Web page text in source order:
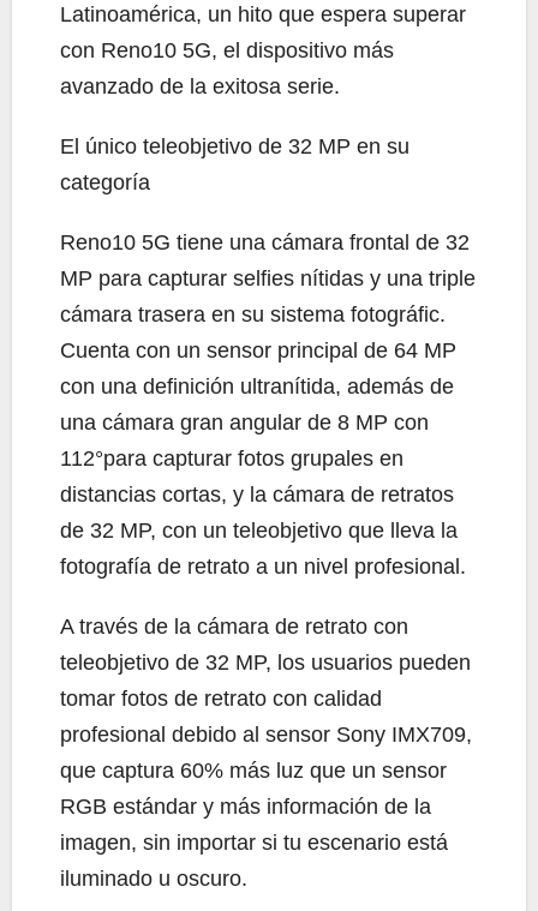
Latinoamérica, un hito que espera superar
con Reno10 5G, el dispositivo más
avanzado de la exitosa serie.
El único teleobjetivo de 32 MP en su
categoría
Reno10 5G tiene una cámara frontal de 32
MP para capturar selfies nítidas y una triple
cámara trasera en su sistema fotográfic.
Cuenta con un sensor principal de 64 MP
con una definición ultranítida, además de
una cámara gran angular de 8 MP con
112°para capturar fotos grupales en
distancias cortas, y la cámara de retratos
de 32 MP, con un teleobjetivo que lleva la
fotografía de retrato a un nivel profesional.
A través de la cámara de retrato con
teleobjetivo de 32 MP, los usuarios pueden
tomar fotos de retrato con calidad
profesional debido al sensor Sony IMX709,
que captura 60% más luz que un sensor
RGB estándar y más información de la
imagen, sin importar si tu escenario está
iluminado u oscuro.